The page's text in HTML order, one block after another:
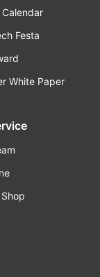
Festa
White Paper